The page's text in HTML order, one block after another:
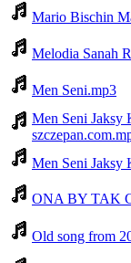
Mario Bischin
Melodia Sanah
Men Seni.mp3
Men Seni
Men Seni Jaksy
ONA BY TAK
Old song from